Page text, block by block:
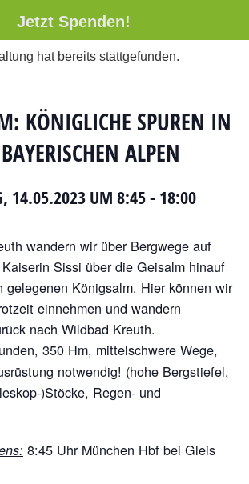
hat bereits stattgefunden.
KÖNIGLICHE SPUREN IN
ALPEN
14.05.2023 UM 8:45- 18:00
wandern wir über Bergwege auf
Sissi über die Geisalm hinauf
gelegenen Königsalm. Hier können wir
einnehmen und wandern
nach Wildbad Kreuth.
350 Hm, mittelschwere Wege,
notwendig! (hohe Bergstiefel,
)Stöcke, Regen- und
8:45 Uhr München Hbf bei Gleis
Jetzt Spenden!